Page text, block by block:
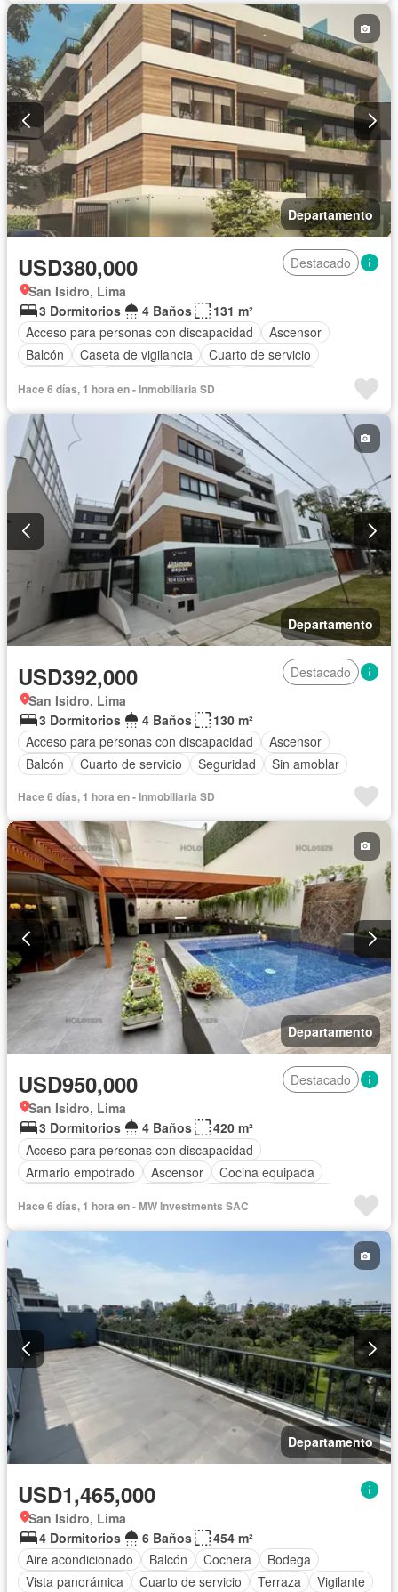
Departamento
USD380,000
Destacado
San Isidro, Lima
3 Dormitorios
4 Baños
131 m²
Acceso para personas con discapacidad
Ascensor
Balcón
Caseta de vigilancia
Cuarto de servicio
Hace 6 días, 1 hora en - Inmobiliaria SD
Departamento
USD392,000
Destacado
San Isidro, Lima
3 Dormitorios
4 Baños
130 m²
Acceso para personas con discapacidad
Ascensor
Balcón
Cuarto de servicio Seguridad Sin amoblar
Hace 6 días, 1 hora en - Inmobiliaria SD
Departamento
USD950,000
Destacado
San Isidro, Lima
3 Dormitorios
4 Baños
420 m²
Acceso para personas con discapacidad
Armario empotrado
Ascensor
Cocina equipada
Sin amoblar
Hace 6 días, 1 hora en - MW Investments SAC
Departamento
USD1,465,000
San Isidro, Lima
4 Dormitorios
6 Baños
454 m²
Aire acondicionado
Balcón Cochera
Bodega
Vista panorámica
Cuarto de servicio Terraza
Vigilante